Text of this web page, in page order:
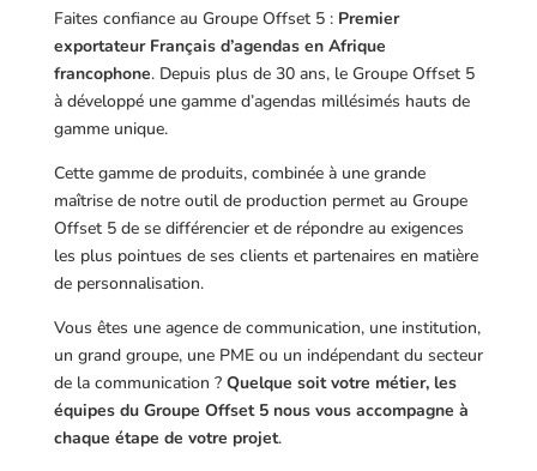
Faites confiance au Groupe Offset 5 : Premier
exportateur Français d’agendas en Afrique
francophone. Depuis plus de 30 ans, le Groupe Offset 5
à développé une gamme d’agendas millésimés hauts de
gamme unique.
Cette gamme de produits, combinée à une grande
maîtrise de notre outil de production permet au Groupe
Offset 5 de se différencier et de répondre au exigences
les plus pointues de ses clients et partenaires en matière
de personnalisation.
Vous êtes une agence de communication, une institution,
un grand groupe, une PME ou un indépendant du secteur
de la communication ? Quelque soit votre métier, les
équipes du Groupe Offset 5 nous vous accompagne à
chaque étape de votre projet.